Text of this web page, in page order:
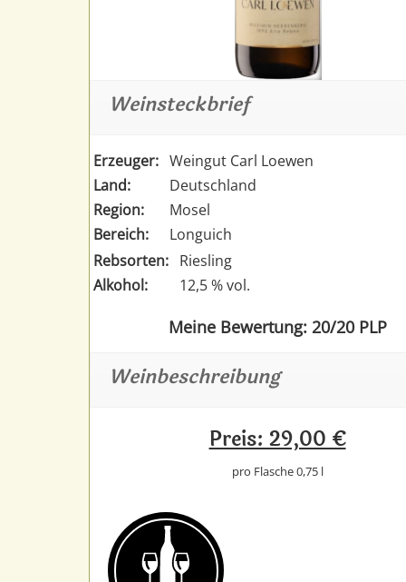
Weinsteckbrief
Erzeuger: Weingut Carl Loewen
Land:
Deutschland
Region:
Mosel
Bereich:
Longuich
Rebsorten: Riesling
Alkohol:
12,5 % vol.
Meine Bewertung: 20/20 PLP
Weinbeschreibung
Preis: 29,00 €
pro Flasche 0,75 l